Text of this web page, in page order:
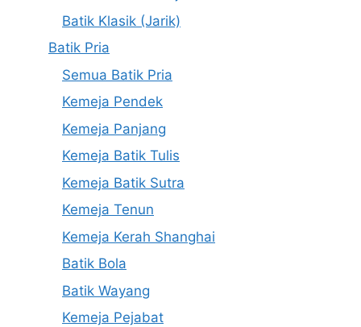
Batik Klasik (Jarik)
Batik Pria
Semua Batik Pria
Kemeja Pendek
Kemeja Panjang
Kemeja Batik Tulis
Kemeja Batik Sutra
Kemeja Tenun
Kemeja Kerah Shanghai
Batik Bola
Batik Wayang
Kemeja Pejabat